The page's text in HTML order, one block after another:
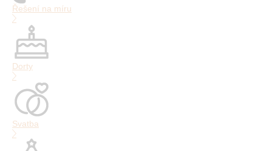
Řešení na míru
Dorty
Svatba